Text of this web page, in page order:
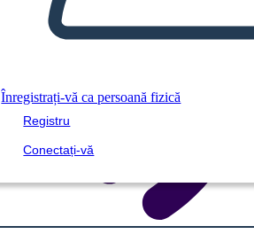
Înregistrați-vă ca persoană fizică
Registru
Conectați-vă